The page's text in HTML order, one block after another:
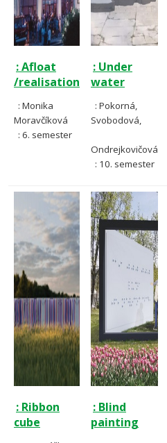
: Afloat
/realisation
: Monika
Moravčíková
: 6. semester
: Under
water
: Pokorná,
Svobodová,
Ondrejkovičová
: 10. semester
: Ribbon
cube
: Blind
painting